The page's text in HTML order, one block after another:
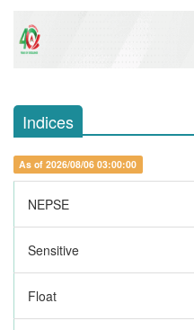
Indices
As of 2026/08/06 03:00:00
NEPSE
Sensitive
Float